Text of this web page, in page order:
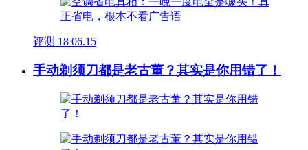
评测 18 06.15
手动剃须刀都是老古董？其实是你用错了！